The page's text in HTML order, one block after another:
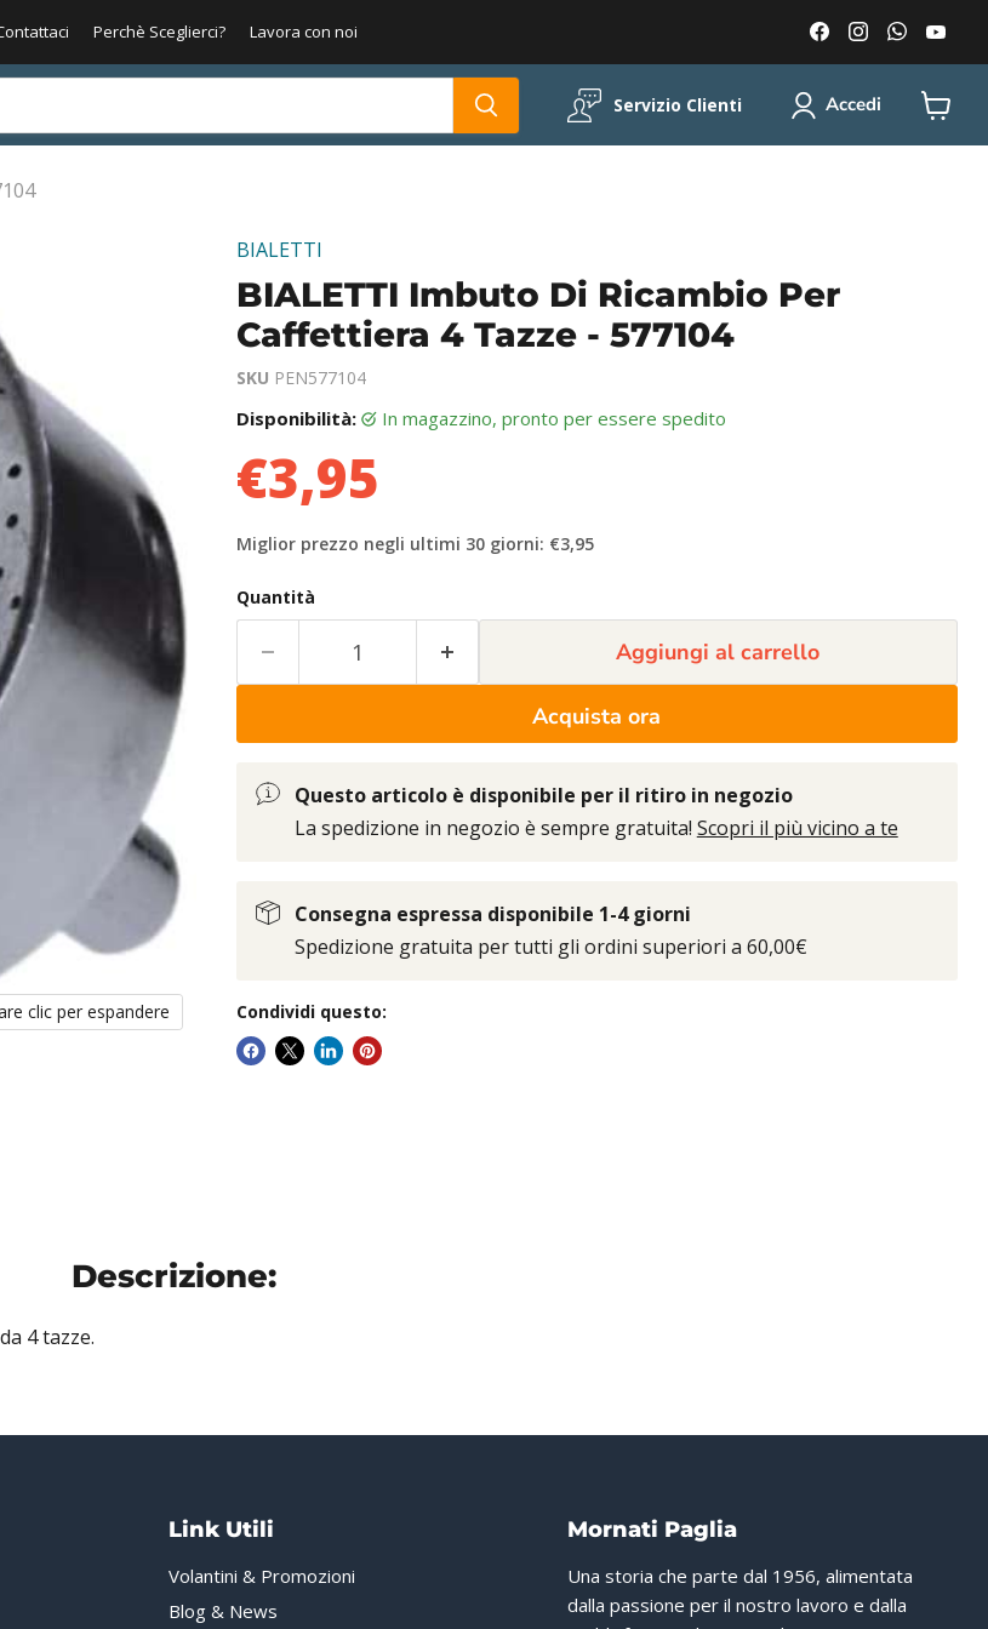
Perchè Sceglierci? Lavora con noi
Trovaci
su
Facebook
Trovaci
su
Instagram
Trovaci
su
Servizio Clienti Accedi
il
clic per espandere
BIALETTI
BIALETTI Imbuto Di Ricambio Per
Caffettiera 4 Tazze - 577104
SKU PEN577104
Disponibilità: in magazzino, pronto per essere spedito
€3,95
Miglior prezzo negli ultimi 30 giorni: €3,95
Quantità
Aggiungi al carrello
Acquista ora
Questo articolo è disponibile per il ritiro in negozio
La spedizione in negozio è sempre gratuita! Scopri il più vicino a te
Consegna espressa disponibile 1-4 giorni
Spedizione gratuita per tutti gli ordini superiori a 60,00€
Condividi questo:
Descrizione:
4 tazze.
Link Utili
Volantini & Promozioni
Blog & News
Mornati Paglia
Una storia che parte dal 1956, alimentata
dalla passione per il nostro lavoro e dalla